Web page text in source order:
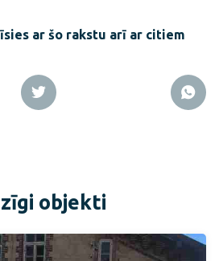
ar šo rakstu arī ar citiem
objekti